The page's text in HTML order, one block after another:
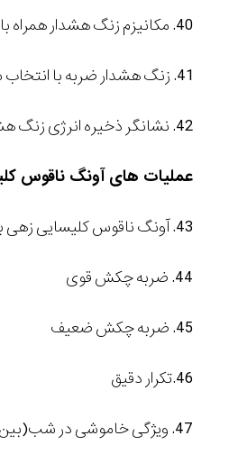
40. مکانیزم زنگ هشدار همراه با مکانیزم ضربه شدید زهی
41. زنگ هشدار ضربه با انتخاب شدت(قوی یا ضعیف)
42. نشانگر ذخیره انرژی زنگ هشدار
عملیات های آونگ ناقوس
43. آونگ ناقوس کلیسایی زهی با پنج چکش و پنج زنگوله
44. ضربه چکش قوی
45. ضربه چکش ضعیف
46.تکرار دقیق
47. ویژگی خاموشی در شب(بین 10 شب تا 8 صبح)